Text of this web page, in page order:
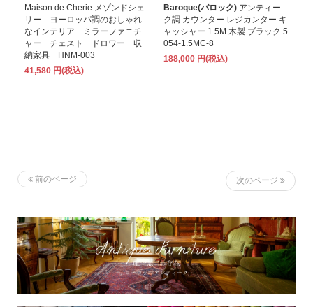
Maison de Cherie メゾンドシェ
リー ヨーロッパ調のおしゃれ
なインテリア ミラーファニチ
ャー チェスト ドロワー 収
納家具 HNM-003
41,580 円(税込)
Baroque(バロック) アンティー
ク調 カウンター レジカンター キ
ャッシャー 1.5M 木製 ブラック 5
054-1.5MC-8
188,000 円(税込)
前のページ 次のページ